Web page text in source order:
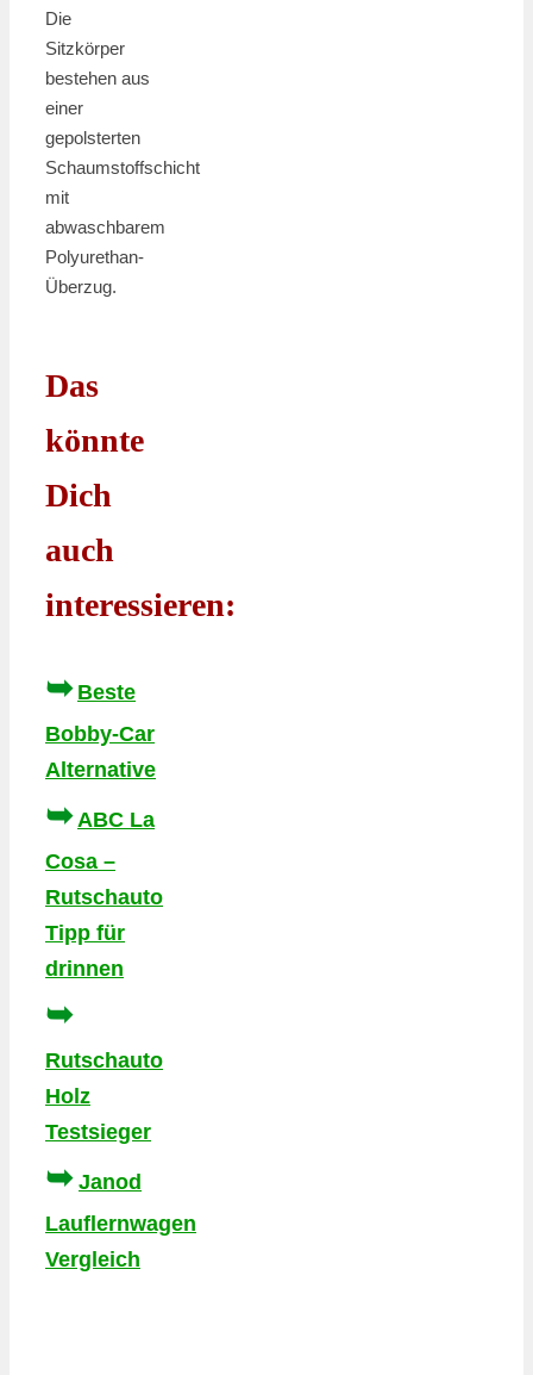
Die
Sitzkörper
bestehen aus
einer
gepolsterten
Schaumstoffschicht
mit
abwaschbarem
Polyurethan-
Überzug.
Das
könnte
Dich
auch
interessieren:
➥ Beste
Bobby-Car
Alternative
➥ ABC La
Cosa –
Rutschauto
Tipp für
drinnen
➥
Rutschauto
Holz
Testsieger
➥ Janod
Lauflernwagen
Vergleich